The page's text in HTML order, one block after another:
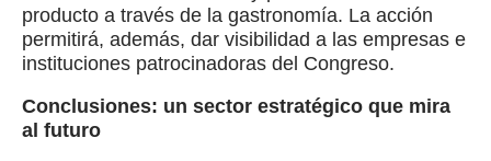
producto a través de la gastronomía. La acción
permitirá, además, dar visibilidad a las empresas e
instituciones patrocinadoras del Congreso.
Conclusiones: un sector estratégico que mira
al futuro